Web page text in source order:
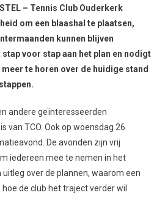
– Tennis Club Ouderkerk
om een blaashal te plaatsen,
kunnen blijven
voor stap aan het plan en nodigt
te horen over de huidige stand
andere geïnteresseerden
van TCO. Ook op woensdag 26
De avonden zijn vrij
iedereen mee te nemen in het
over de plannen, waarom een
de club het traject verder wil